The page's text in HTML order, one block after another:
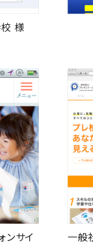
様
ンサイ
一般